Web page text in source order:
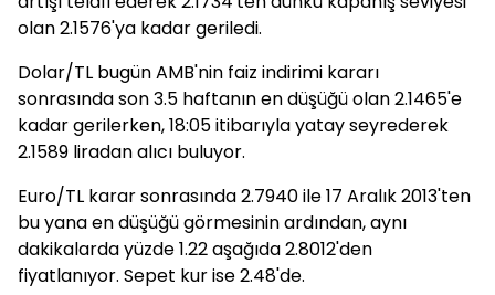
olan 2.1576'ya kadar geriledi.
Dolar/TL bugün AMB'nin faiz indirimi kararı
sonrasında son 3.5 haftanın en düşüğü olan 2.1465'e
kadar gerilerken, 18:05 itibarıyla yatay seyrederek
2.1589 liradan alıcı buluyor.
Euro/TL karar sonrasında 2.7940 ile 17 Aralık 2013'ten
bu yana en düşüğü görmesinin ardından, aynı
dakikalarda yüzde 1.22 aşağıda 2.8012'den
fiyatlanıyor. Sepet kur ise 2.48'de.